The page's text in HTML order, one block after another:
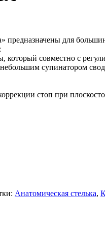
предназначены для
совместно с
супинатором
стоп при
Анатомическая стелька,